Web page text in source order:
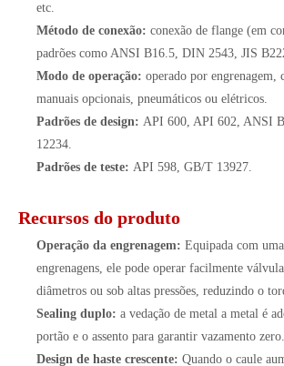
etc.
Método de conexão: conexão de flange (em
padrões como ANSI B16.5, DIN 2543, JIS
Modo de operação: operado por engrenagem,
manuais opcionais, pneumáticos ou elétricos.
Padrões de design: API 600, API 602, ANSI
12234.
Padrões de teste: API 598, GB/T 13927.
Recursos do produto
Operação da engrenagem: Equipada com
engrenagens, ele pode operar facilmente
diâmetros ou sob altas pressões, reduzindo o
Sealing duplo: a vedação de metal a metal é
portão e o assento para garantir vazamento zero.
Design de haste crescente: Quando o caule